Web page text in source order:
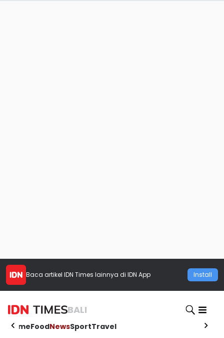
Baca artikel IDN Times lainnya di IDN App Install
BALI
HomeFoodNewsSportTravel